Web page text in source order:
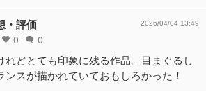
・評価
0 0
2026/04/04 13:49
れどとても印象に残る作品。目まぐるし
ンスが描かれていておもしろかった！